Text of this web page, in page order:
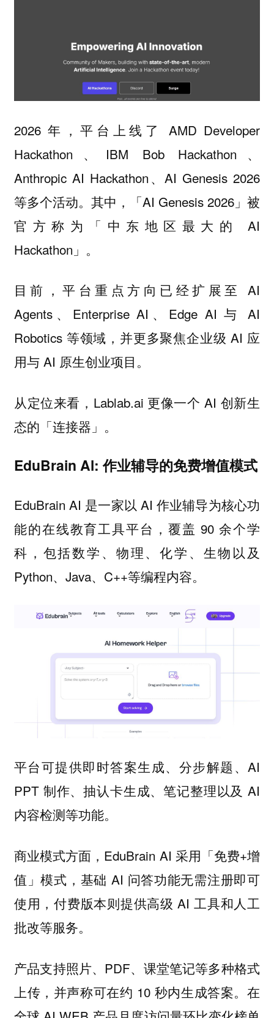
2026 年，平台上线了 AMD Developer
Hackathon、IBM Bob Hackathon、
Anthropic AI Hackathon、AI Genesis 2026
等多个活动。其中，「AI Genesis 2026」被
官方称为「中东地区最大的 AI
Hackathon」。
目前，平台重点方向已经扩展至 AI
Agents、Enterprise AI、Edge AI 与 AI
Robotics 等领域，并更多聚焦企业级 AI 应
用与 AI 原生创业项目。
从定位来看，Lablab.ai 更像一个 AI 创新生
态的「连接器」。
EduBrain Al: 作业辅导的免费增值模式
EduBrain AI 是一家以 AI 作业辅导为核心功
能的在线教育工具平台，覆盖 90 余个学
科，包括数学、物理、化学、生物以及
Python、Java、C++等编程内容。
平台可提供即时答案生成、分步解题、AI
PPT 制作、抽认卡生成、笔记整理以及 AI
内容检测等功能。
商业模式方面，EduBrain AI 采用「免费+增
值」模式，基础 AI 问答功能无需注册即可
使用，付费版本则提供高级 AI 工具和人工
批改等服务。
产品支持照片、PDF、课堂笔记等多种格式
上传，并声称可在约 10 秒内生成答案。在